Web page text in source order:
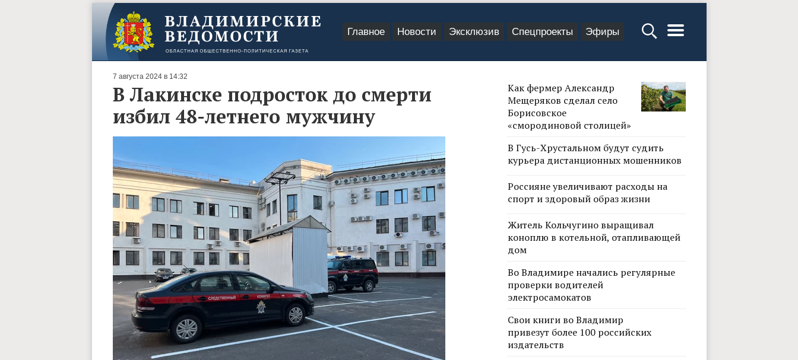
Главное Новости Эксклюзив Спецпроекты Эфиры
7 августа 2024 в 14:32
В Лакинске подросток до смерти
избил 48-летнего мужчину
Как фермер Александр
Мещеряков сделал село
Борисовское
«смородиновой столицей»
В Гусь-Хрустальном будут судить
курьера дистанционных мошенников
Россияне увеличивают расходы на
спорт и здоровый образ жизни
Житель Кольчугино выращивал
коноплю в котельной, отапливающей
дом
Во Владимире начались регулярные
проверки водителей
электросамокатов
Свои книги во Владимир
привезут более 100 российских
издательств